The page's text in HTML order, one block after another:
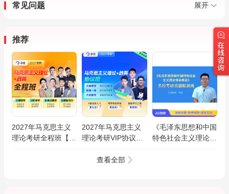
常见问题 展开
推荐
2027年马克思主义
理论考研全程班【马
2027年马克思主义
理论考研VIP协议班
理/马克思主义中国
《毛泽东思想和中国
特色社会主义理论体
查看全部